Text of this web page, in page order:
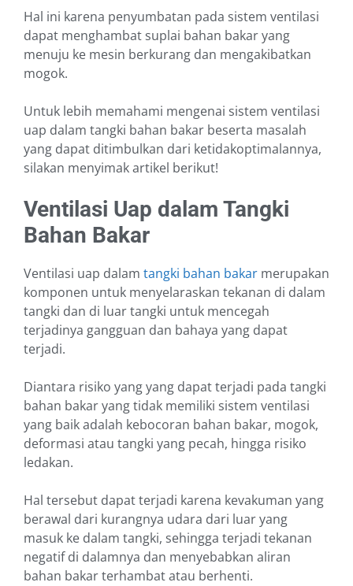
Hal ini karena penyumbatan pada sistem ventilasi
dapat menghambat suplai bahan bakar yang
menuju ke mesin berkurang dan mengakibatkan
mogok.
Untuk lebih memahami mengenai sistem ventilasi
uap dalam tangki bahan bakar beserta masalah
yang dapat ditimbulkan dari ketidakoptimalannya,
silakan menyimak artikel berikut!
Ventilasi Uap dalam Tangki
Bahan Bakar
Ventilasi uap dalam tangki bahan bakar merupakan
komponen untuk menyelaraskan tekanan di dalam
tangki dan di luar tangki untuk mencegah
terjadinya gangguan dan bahaya yang dapat
terjadi.
Diantara risiko yang yang dapat terjadi pada tangki
bahan bakar yang tidak memiliki sistem ventilasi
yang baik adalah kebocoran bahan bakar, mogok,
deformasi atau tangki yang pecah, hingga risiko
ledakan.
Hal tersebut dapat terjadi karena kevakuman yang
berawal dari kurangnya udara dari luar yang
masuk ke dalam tangki, sehingga terjadi tekanan
negatif di dalamnya dan menyebabkan aliran
bahan bakar terhambat atau berhenti.